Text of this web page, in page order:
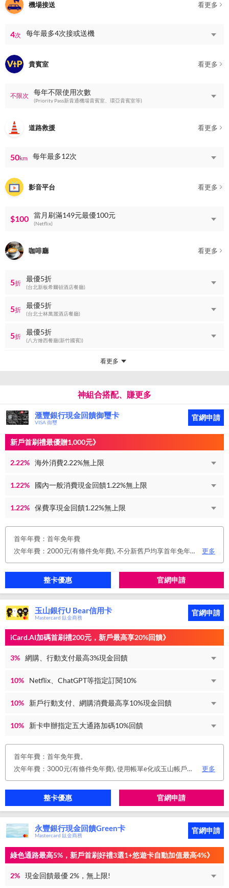
機場接送 看更多
4次 每年最多4次接或送機
貴賓室 看更多
不限次 每年不限使用次數
(Priority Pass新貴通機場貴賓室、環亞貴賓室等)
道路救援 看更多
50km 每年最多12次
影音平台 看更多
$100 當月刷滿149元最優100元
(Netflix)
咖啡廳 看更多
5折
最優5折
(台北新板希爾頓酒店餐廳)
5折
最優5折
(台北士林萬麗酒店餐廳)
5折
最優5折
(八方燴西餐廳(新竹國賓))
看更多
神組合搭配、賺更多
滙豐銀行現金回饋御璽卡
VISA 御璽
官網申請
新戶首刷禮最優贈1,000元》
2.22% 海外消費2.22%無上限
1.22% 國內一般消費現金回饋1.22%無上限
1.22% 保費享現金回饋1.22%無上限
首年年費：首年免年費
次年年費：2000元(有條件免年費), 不分新舊戶均享首年免年費，第二年起符合以下條件享年費優惠辦法： 1.使用非紙本帳單(電子帳單或行動帳單)終身免年費。 2.前一年消費滿8 萬或 12 次享次年免年費。
更多
整卡優惠 官網申請
玉山銀行U Bear信用卡
Mastercard 鈦金商務
官網申請
iCard.AI加碼首刷禮200元，新戶最高享20%回饋》
3% 網購、行動支付最高3%現金回饋
10% Netflix、ChatGPT等指定訂閱10%
10% 新戶行動支付、網購消費最高享10%現金回饋
10% 新卡申辦指定五大通路加碼10%回饋
首年年費：首年免年費。
次年年費：3000元(有條件免年費), 使用帳單e化或玉山帳戶自動扣繳信用卡款或任消費一筆享免年費優惠。
更多
整卡優惠 官網申請
永豐銀行現金回饋Green卡
Mastercard 鈦金商務
官網申請
綠色通路最高5%，新戶首刷好禮3選1+悠遊卡自動加值最高4%》
2% 現金回饋最優 2%，無上限!